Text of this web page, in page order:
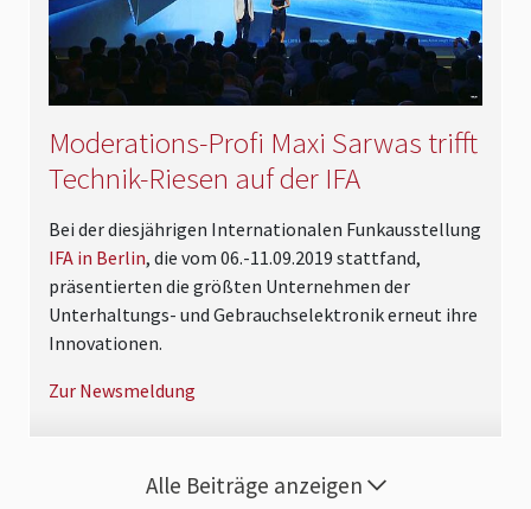
Moderations-Profi Maxi Sarwas trifft
Technik-Riesen auf der IFA
Bei der diesjährigen Internationalen Funkausstellung
IFA in Berlin, die vom 06.-11.09.2019 stattfand,
präsentierten die größten Unternehmen der
Unterhaltungs- und Gebrauchselektronik erneut ihre
Innovationen.
Zur Newsmeldung
Alle Beiträge anzeigen